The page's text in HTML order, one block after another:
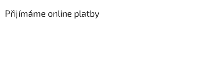
Přijímáme online platby